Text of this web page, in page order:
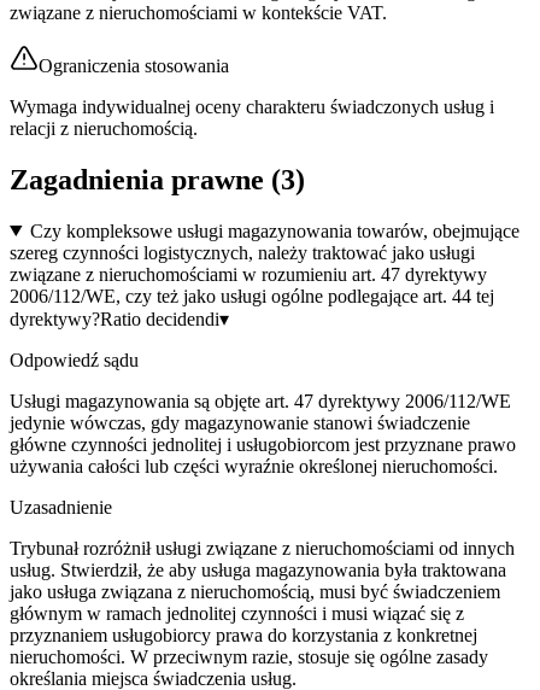
związane z nieruchomościami w kontekście VAT.
Ograniczenia stosowania
Wymaga indywidualnej oceny charakteru świadczonych usług i
relacji z nieruchomością.
Zagadnienia prawne (3)
Czy kompleksowe usługi magazynowania towarów, obejmujące
szereg czynności logistycznych, należy traktować jako usługi
związane z nieruchomościami w rozumieniu art. 47 dyrektywy
2006/112/WE, czy też jako usługi ogólne podlegające art. 44 tej
dyrektywy?Ratio decidendi▾
Odpowiedź sądu
Usługi magazynowania są objęte art. 47 dyrektywy 2006/112/WE
jedynie wówczas, gdy magazynowanie stanowi świadczenie
główne czynności jednolitej i usługobiorcom jest przyznane prawo
używania całości lub części wyraźnie określonej nieruchomości.
Uzasadnienie
Trybunał rozróżnił usługi związane z nieruchomościami od innych
usług. Stwierdził, że aby usługa magazynowania była traktowana
jako usługa związana z nieruchomością, musi być świadczeniem
głównym w ramach jednolitej czynności i musi wiązać się z
przyznaniem usługobiorcy prawa do korzystania z konkretnej
nieruchomości. W przeciwnym razie, stosuje się ogólne zasady
określania miejsca świadczenia usług.